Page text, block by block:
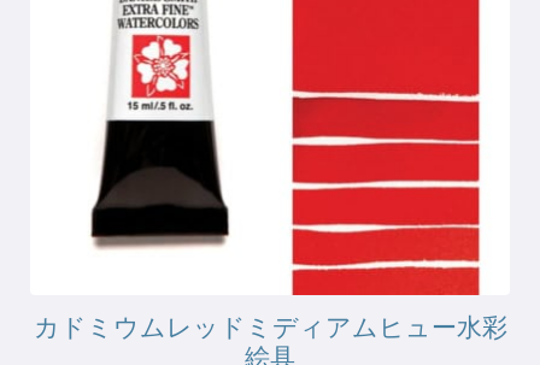
カドミウムレッドミディアムヒュー水彩
絵具